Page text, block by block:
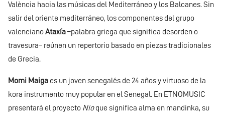
València hacia las músicas del Mediterráneo y los Balcanes. Sin
salir del oriente mediterráneo, los componentes del grupo
valencianoAtaxía–palabra griega que significa desorden o
travesura– reúnen un repertorio basado en piezas tradicionales
de Grecia.
Momi Maiga es un joven senegalés de 24 años y virtuoso de la
kora instrumento muy popular en el Senegal. En ETNOMUSIC
presentará el proyecto Nioque significa alma en mandinka, su